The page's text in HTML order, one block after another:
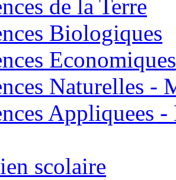
de la Terre
Biologiques
Economiques
Naturelles -
Appliquees
scolaire